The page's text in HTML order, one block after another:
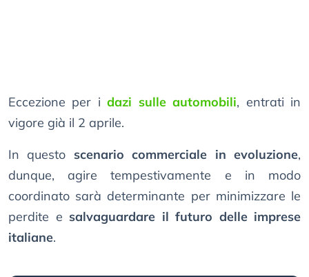
Eccezione per idazi sulle automobili, entrati in
vigore già il 2 aprile.
In questo scenario commerciale in evoluzione,
dunque, agire tempestivamente e in modo
coordinato sarà determinante per minimizzare le
perdite e salvaguardare il futuro delle imprese
italiane.